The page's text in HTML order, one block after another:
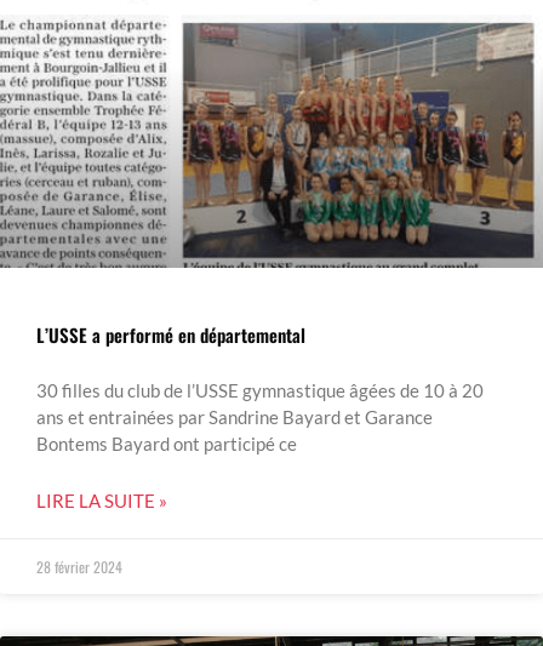
L’USSE a performé en départemental
30 filles du club de l’USSE gymnastique âgées de 10 à 20
ans et entrainées par Sandrine Bayard et Garance
Bontems Bayard ont participé ce
LIRE LA SUITE »
28 février 2024